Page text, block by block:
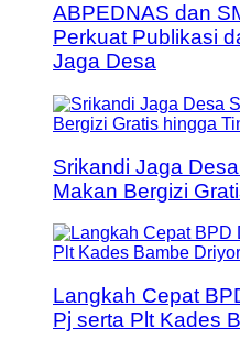
ABPEDNAS dan
Perkuat Publikasi
Jaga Desa
Srikandi Jaga
Makan Bergizi
Langkah Cepat
Pj serta Plt Kades